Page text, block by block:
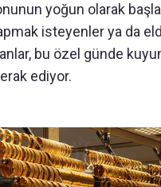
yoğun olarak
isteyenler ya da
bu özel günde
ediyor.